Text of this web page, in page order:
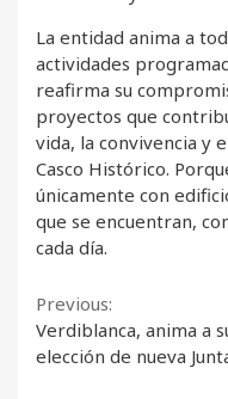
La entidad anima a
actividades
reafirma su
proyectos que
vida, la convivencia y
Casco Histórico.
únicamente con
que se encuentran,
cada día.
Continue
Reading
Previous:
Verdiblanca, anima a
elección de nueva